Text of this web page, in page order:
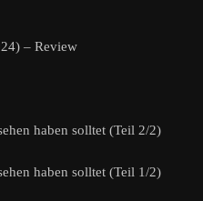
– Review
haben solltet (Teil 2/2)
haben solltet (Teil 1/2)